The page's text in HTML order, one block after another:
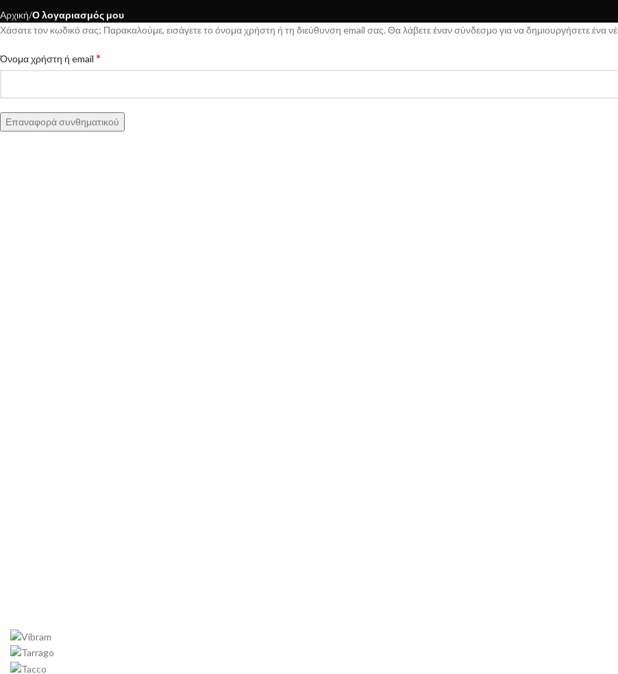
Αρχική Ο λογαριασμός μου
Χάσατε τον κωδικό σας; Παρακαλούμε, εισάγετε το όνομα χρήστη ή τη διεύθυνση email σας. Θα λάβετε έναν σύνδεσμο για να δημιουργήσετε ένα
Όνομα χρήστη ή email *
Επαναφορά συνθηματικού